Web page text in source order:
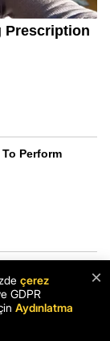
×
çerez
GDPR
Aydınlatma